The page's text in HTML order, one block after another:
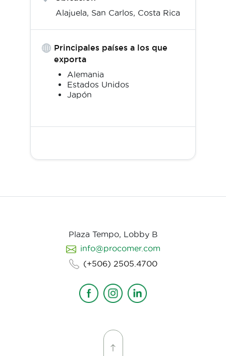
Alajuela, San Carlos, Costa Rica
Principales países a los que
exporta
Alemania
Estados Unidos
Japón
Plaza Tempo, Lobby B
info@procomer.com
(+506) 2505.4700